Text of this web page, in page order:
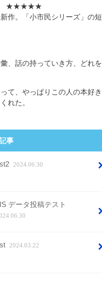
★★★★★
作。「小市民シリーズ」の短
、話の持っていき方、どれを
て、やっぱりこの人の本好き
れた。
事
2024.06.30
データ投稿テスト
2024.03.22